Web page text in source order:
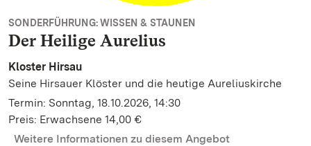
SONDERFÜHRUNG: WISSEN & STAUNEN
Der Heilige Aurelius
Kloster Hirsau
Seine Hirsauer Klöster und die heutige Aureliuskirche
Termin: Sonntag, 18.10.2026, 14:30
Preis: Erwachsene 14,00 €
Weitere Informationen zu diesem Angebot